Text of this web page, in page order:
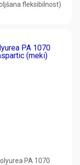
fleksibilnost)
PA 1070